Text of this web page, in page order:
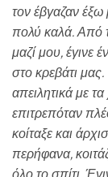
τον έβγαζαν έξω
πολύ καλά. Από
μαζί μου, έγινε
στο κρεβάτι
απειλητικά με
επιτρεπόταν
κοίταξε και
περήφανα,